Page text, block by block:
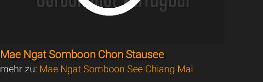
Mae Ngat Somboon Chon Stausee
mehr zu: Mae Ngat Somboon See Chiang Mai